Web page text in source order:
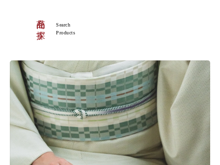
商品を探す
Search
Products